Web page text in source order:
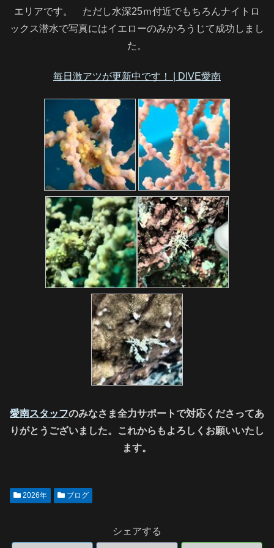
エリアです。 ただし水深25ｍ付近でもちろんナイトロ
ックス潜水で写真にはイエローのみかろうじて成功しまし
た。
毎日激アツが更新中です！ | DIVE愛南
愛南スタッフのみなさま全力サポートで対応くださってあ
りがとうございました。これからもよろしくお願いいたし
ます。
2026年 ブログ
シェアする